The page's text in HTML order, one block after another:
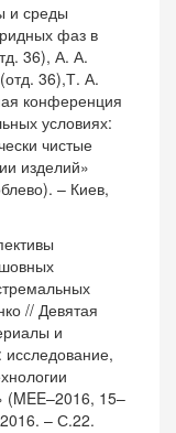
и среды
фаз в
36), А. А.
36),Т. А.
конференция
условиях:
чистые
изделий»
– Киев,
// Девятая
и
исследование,
(MEE–2016, 15–
– С.22.